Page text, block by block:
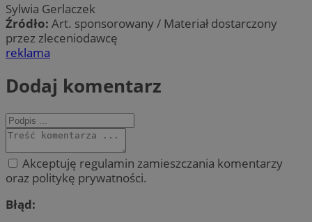
Sylwia Gerlaczek
Źródło: Art. sponsorowany / Materiał dostarczony
przez zleceniodawcę
reklama
Dodaj komentarz
Akceptuję regulamin zamieszczania komentarzy
oraz politykę prywatności.
Błąd: